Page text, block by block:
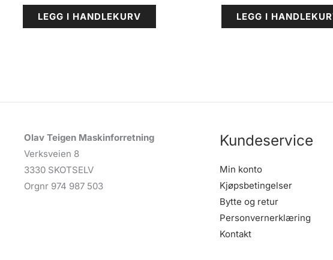
LEGG I HANDLEKURV LEGG I
Olav Teigen Maskinforretning
Verksveien 8
3330 SKOTSELV
Orgnr 974 987 503
Kundeservice
Min konto
Kjøpsbetingelser
Bytte og retur
Personvernerklæring
Kontakt